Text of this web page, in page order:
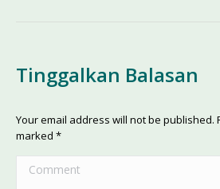
Tinggalkan Balasan
Your email address will not be published.
marked *
Comment